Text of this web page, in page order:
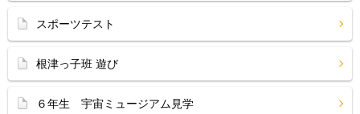
スポーツテスト
根津っ子班 遊び
６年生 宇宙ミュージアム見学